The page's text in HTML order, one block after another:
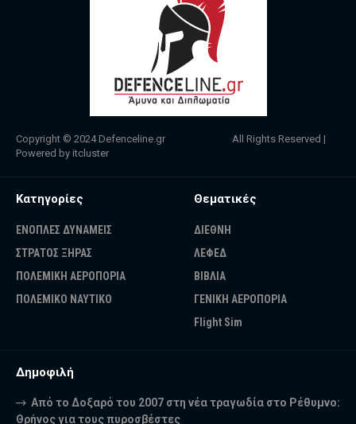
Copyright © 2024 Defenceline.gr All Rights Reserved |
Powered by itcluster
Κατηγορίες
ΕΝΟΠΛΕΣ ΔΥΝΑΜΕΙΣ
ΣΤΡΑΤΟΣ ΞΗΡΑΣ
ΠΟΛΕΜΙΚΗ ΑΕΡΟΠΟΡΙΑ
ΠΟΛΕΜΙΚΟ ΝΑΥΤΙΚΟ
Θεματικές
ΔΙΕΘΝΗ
ΛΕΦΕΔ
ΒΙΒΛΙΑ
ΓΕΝΙΚΗ ΑΕΡΟΠΟΡΙΑ
Flight Sim
Δημοφιλή
Από το Δοξαρό του 2007 στη νέα τραγωδία στο Ρέθυμνο:
Θρήνος για τους πυροσβέστες